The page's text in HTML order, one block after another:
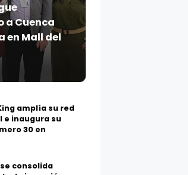
a Cuenca
en Mall del
amplía su red
e inaugura su
30 en
consolida